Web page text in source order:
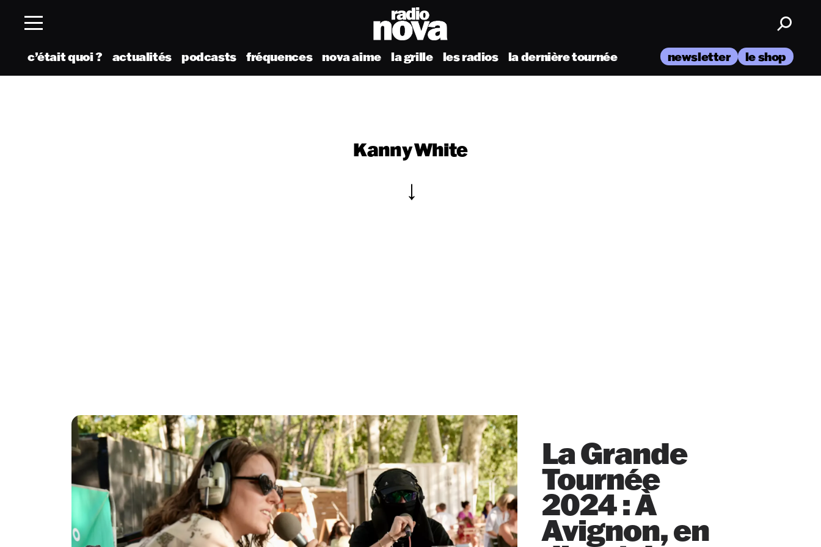
c’était quoi ? actualités podcasts fréquences nova aime la grille les radios la dernière tournée newsletter le shop
Kanny White
La Grande
Tournée
2024 : À
Avignon, en